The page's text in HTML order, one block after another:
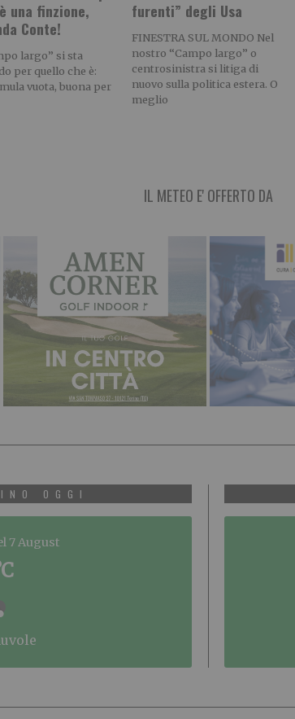
una finzione,
Conte!
largo” si sta
per quello che è:
vuota, buona per
furenti” degli Usa
FINESTRA SUL MONDO Nel
nostro “Campo largo” o
centrosinistra si litiga di
nuovo sulla politica estera. O
meglio
IL METEO E' OFFERTO DA
OGGI
7 August